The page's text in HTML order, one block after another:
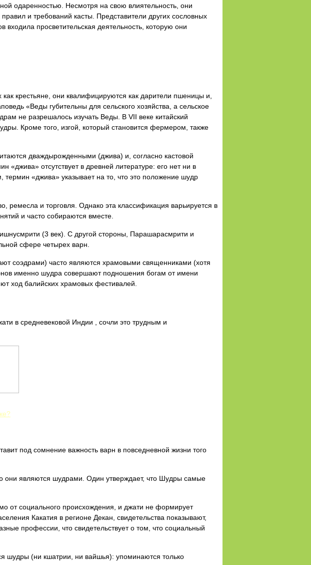
одаренностью. Несмотря на свою влиятельность, они
и требований касты. Представители других сословных
просветительская деятельность, которую они
крестьяне, они квалифицируются как дарители пшеницы и,
«Веды губительны для сельского хозяйства, а сельское
не разрешалось изучать Веды. В VII веке китайский
Кроме того, изгой, который становится фермером, также
дваждырожденными (джива) и, согласно кастовой
отсутствует в древней литературе: его нет ни в
«джива» указывает на то, что это положение шудр
ремесла и торговля. Однако эта классификация варьируется в
и часто собираются вместе.
(3 век). С другой стороны, Парашарасмрити и
сфере четырех варн.
соэдрами) часто являются храмовыми священниками (хотя
именно шудра совершают подношения богам от имени
ход балийских храмовых фестивалей.
в средневековой Индии , сочли это трудным и
под сомнение важность варн в повседневной жизни того
они являются шудрами. Один утверждает, что Шудры самые
от социального происхождения, и джати не формирует
Какатия в регионе Декан, свидетельства показывают,
профессии, что свидетельствует о том, что социальный
шудры (ни кшатрии, ни вайшья): упоминаются только